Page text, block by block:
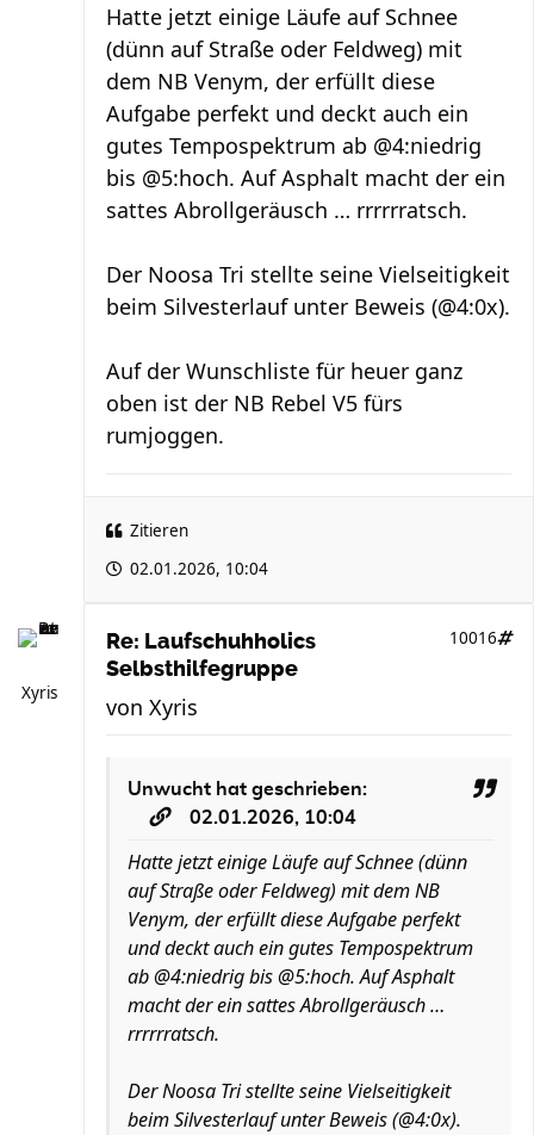
Hatte jetzt einige Läufe auf Schnee
(dünn auf Straße oder Feldweg) mit
dem NB Venym, der erfüllt diese
Aufgabe perfekt und deckt auch ein
gutes Tempospektrum ab @4:niedrig
bis @5:hoch. Auf Asphalt macht der ein
sattes Abrollgeräusch … rrrrrratsch.
Der Noosa Tri stellte seine Vielseitigkeit
beim Silvesterlauf unter Beweis (@4:0x).
Auf der Wunschliste für heuer ganz
oben ist der NB Rebel V5 fürs
rumjoggen.
Zitieren
02.01.2026, 10:04
Xyris
Re: Laufschuhholics
Selbsthilfegruppe
10016
von Xyris
Unwucht hat geschrieben:
02.01.2026, 10:04
Hatte jetzt einige Läufe auf Schnee (dünn
auf Straße oder Feldweg) mit dem NB
Venym, der erfüllt diese Aufgabe perfekt
und deckt auch ein gutes Tempospektrum
ab @4:niedrig bis @5:hoch. Auf Asphalt
macht der ein sattes Abrollgeräusch …
rrrrrratsch.
Der Noosa Tri stellte seine Vielseitigkeit
beim Silvesterlauf unter Beweis (@4:0x).